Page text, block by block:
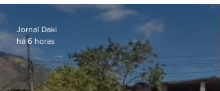
foragido
Jornal Daki
há 6 horas